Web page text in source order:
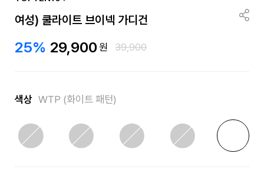
여성) 쿨라이트 브이넥 가디건
25% 29,900원 39,900
색상 WTP (화이트 패턴)